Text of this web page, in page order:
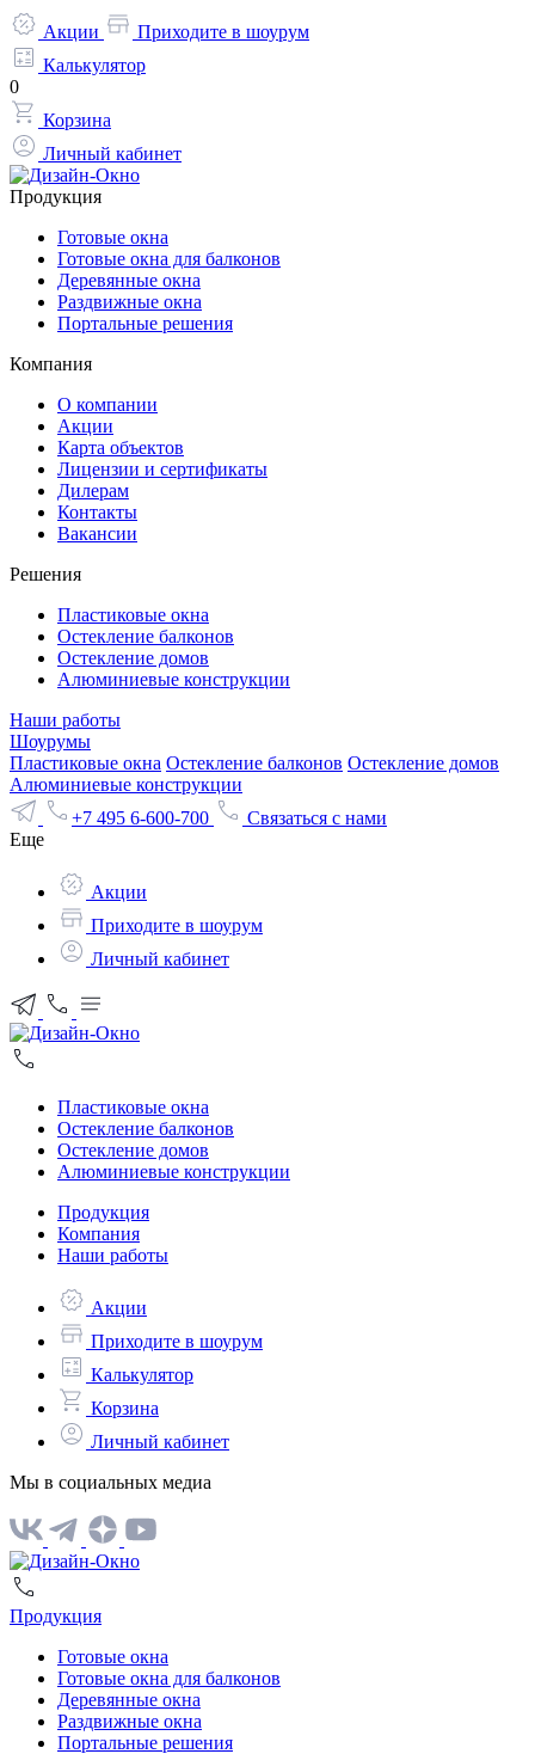
Акции
Приходите в шоурум
Калькулятор
0
Корзина
Личный кабинет
Продукция
Готовые окна
Готовые окна для балконов
Деревянные окна
Раздвижные окна
Портальные решения
Компания
О компании
Акции
Карта объектов
Лицензии и сертификаты
Дилерам
Контакты
Вакансии
Решения
Пластиковые окна
Остекление балконов
Остекление домов
Алюминиевые конструкции
Наши работы
Шоурумы
Пластиковые окна Остекление балконов Остекление домов
Алюминиевые конструкции
+7 495 6-600-700
Связаться с нами
Еще
Акции
Приходите в шоурум
Личный кабинет
Пластиковые окна
Остекление балконов
Остекление домов
Алюминиевые конструкции
Продукция
Компания
Наши работы
Акции
Приходите в шоурум
Калькулятор
Корзина
Личный кабинет
Мы в социальных медиа
Продукция
Готовые окна
Готовые окна для балконов
Деревянные окна
Раздвижные окна
Портальные решения